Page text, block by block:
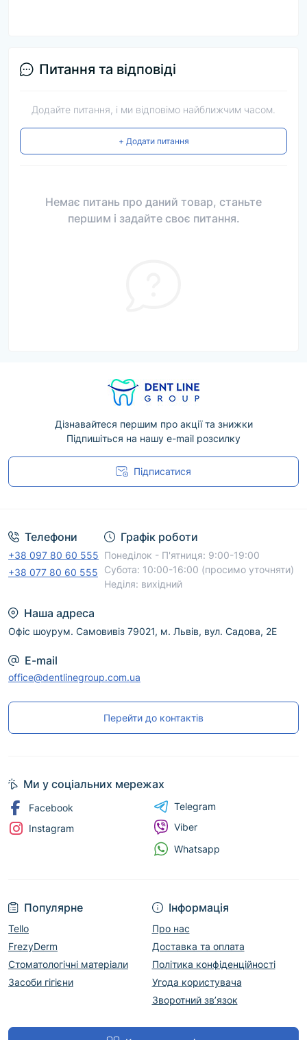
Питання та відповіді
Додайте питання, і ми відповімо найближчим часом.
+ Додати питання
Немає питань про даний товар, станьте
першим і задайте своє питання.
Дізнавайтеся першим про акції та знижки
Підпишіться на нашу e-mail розсилку
Підписатися
Телефони
+38 097 80 60 555
+38 077 80 60 555
Графік роботи
Понеділок - П'ятниця: 9:00-19:00
Субота: 10:00-16:00 (просимо уточняти)
Неділя: вихідний
Наша адреса
Офіс шоурум. Самовивіз 79021, м. Львів, вул. Садова, 2Е
E-mail
office@dentlinegroup.com.ua
Перейти до контактів
Популярне
Tello
FrezyDerm
Стоматологічні матеріали
Засоби гігієни
Інформація
Про нас
Доставка та оплата
Політика конфіденційності
Угода користувача
Зворотний зв’язок
Ми у соціальних мережах
Facebook
Instagram
Telegram
Viber
Whatsapp